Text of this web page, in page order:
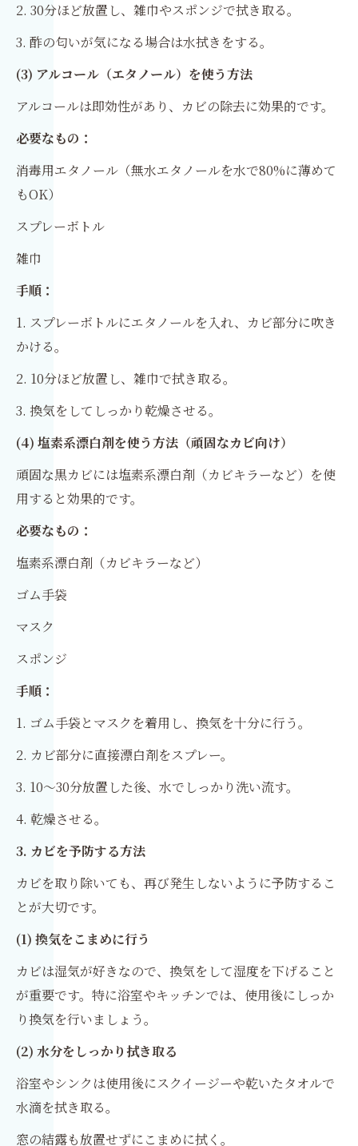
2. 30分ほど放置し、雑巾やスポンジで拭き取る。
3. 酢の匂いが気になる場合は水拭きをする。
(3) アルコール（エタノール）を使う方法
アルコールは即効性があり、カビの除去に効果的です。
必要なもの：
消毒用エタノール（無水エタノールを水で80%に薄めて
もOK）
スプレーボトル
雑巾
手順：
1. スプレーボトルにエタノールを入れ、カビ部分に吹き
かける。
2. 10分ほど放置し、雑巾で拭き取る。
3. 換気をしてしっかり乾燥させる。
(4) 塩素系漂白剤を使う方法（頑固なカビ向け）
頑固な黒カビには塩素系漂白剤（カビキラーなど）を使
用すると効果的です。
必要なもの：
塩素系漂白剤（カビキラーなど）
ゴム手袋
マスク
スポンジ
手順：
1. ゴム手袋とマスクを着用し、換気を十分に行う。
2. カビ部分に直接漂白剤をスプレー。
3. 10〜30分放置した後、水でしっかり洗い流す。
4. 乾燥させる。
3. カビを予防する方法
カビを取り除いても、再び発生しないように予防するこ
とが大切です。
(1) 換気をこまめに行う
カビは湿気が好きなので、換気をして湿度を下げること
が重要です。特に浴室やキッチンでは、使用後にしっか
り換気を行いましょう。
(2) 水分をしっかり拭き取る
浴室やシンクは使用後にスクイージーや乾いたタオルで
水滴を拭き取る。
窓の結露も放置せずにこまめに拭く。